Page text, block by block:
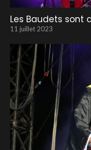
Les Baudets sont
11 juillet 2023